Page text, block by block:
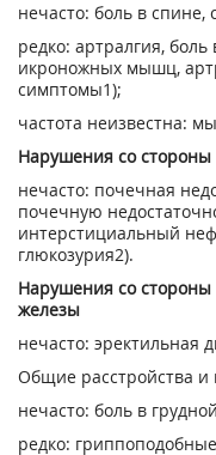
нечасто: боль в
редко: артралгия, боль
икроножных мышц,
симптомы1);
частота неизвестна:
Нарушения со
нечасто: почечная
почечную
интерстициальный
глюкозурия2).
Нарушения со
железы
нечасто: эректильная
Общие расстройства и
нечасто: боль в
редко: